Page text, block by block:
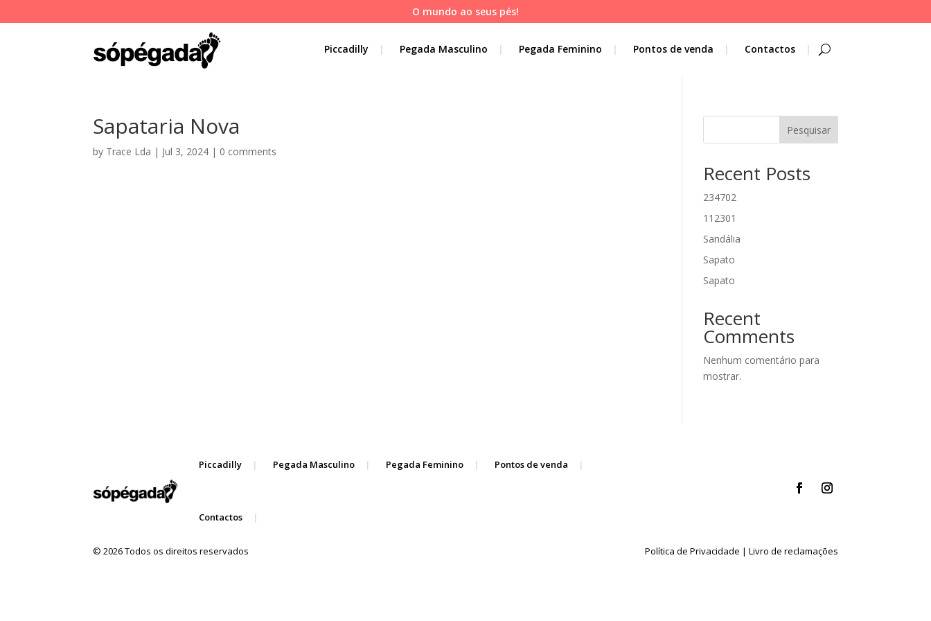
O mundo ao seus pés!
Piccadilly Pegada Masculino Pegada Feminino Pontos de venda Contactos
Sapataria Nova
by Trace Lda | Jul 3, 2024 | 0 comments
Pesquisar
Recent Posts
234702
112301
Sandália
Sapato
Sapato
Recent
Comments
Nenhum comentário para
mostrar.
Piccadilly Pegada Masculino Pegada Feminino Pontos de venda
Contactos
© 2026 Todos os direitos reservados Política de Privacidade | Livro de reclamações